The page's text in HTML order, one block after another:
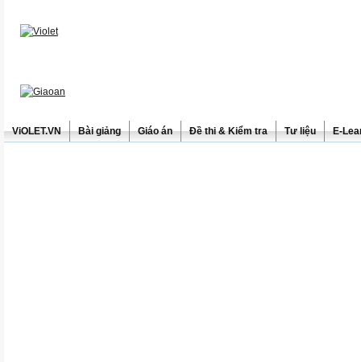
ViOLET.VN Bài giảng Giáo án Đề thi & Kiểm tra Tư liệu E-